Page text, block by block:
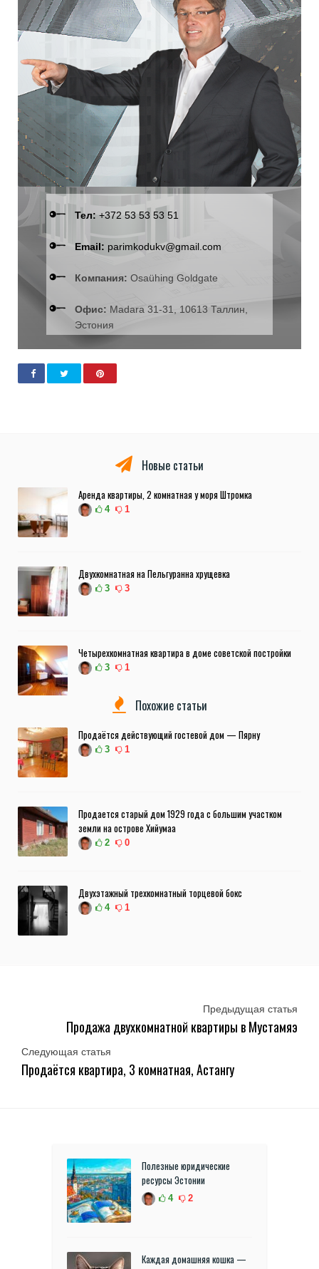
Тел: +372 53 53 53 51
Email: parimkodukv@gmail.com
Компания: Osaühing Goldgate
Офис: Madara 31-31, 10613 Таллин,
Эстония
Новые статьи
Аренда квартиры, 2 комнатная у моря Штромка
4 1
Двухкомнатная на Пельгуранна хрущевка
3 3
Четырехкомнатная квартира в доме советской постройки
3 1
Похожие статьи
Продаётся действующий гостевой дом — Пярну
3 1
Продается старый дом 1929 года с большим участком
земли на острове Хийумаа
2 0
Двухэтажный трехкомнатный торцевой бокс
4 1
Предыдущая статья
Продажа двухкомнатной квартиры в Мустамяэ
Следующая статья
Продаётся квартира, 3 комнатная, Астангу
Полезные юридические
ресурсы Эстонии
4 2
Каждая домашняя кошка —